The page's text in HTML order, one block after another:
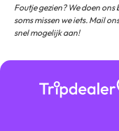
Foutje gezien? We doen
soms missen we iets. Mail
snel mogelijk aan!